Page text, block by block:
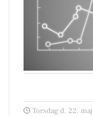
Torsdag d. 22.